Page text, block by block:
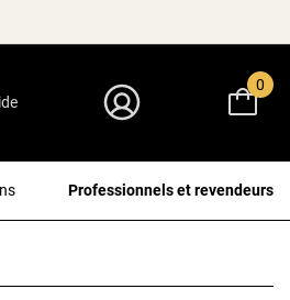
0
Professionnels et revendeurs